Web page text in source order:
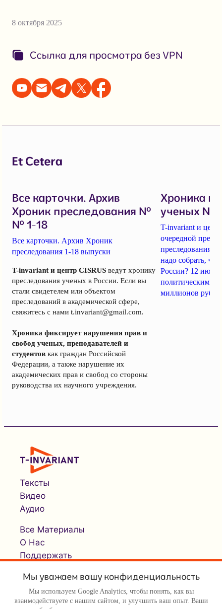
8 октября 2025
Ссылка для просмотра без VPN
Et Cetera
Все карточки. Архив
Хроник преследования №
№ 1-18
Все карточки. Архив Хроник
преследования 1-18 выпуски
T-invariant и центр CISRUS ведут хронику
преследования ученых в России. Если вы
стали свидетелем или объектом
преследований в академической сфере,
свяжитесь с нами t.invariant@gmail.com.
Хроника фиксирует нарушения прав и
свобод ученых, преподавателей и
студентов как граждан Российской
Федерации, а также нарушение их
академических прав и свобод со стороны
руководства их научного учреждения.
Хроника
ученых №
T-invariant и
очередной
преследования
надо собрать,
России? 12
политическим
миллионов
Тексты
Видео
Аудио
Все Материалы
О Нас
Поддержать
Мы уважаем вашу конфиденциальность
Мы используем Google Analytics, чтобы понять, как вы
взаимодействуете с нашим сайтом, и улучшить ваш опыт. Ваши